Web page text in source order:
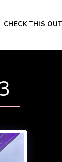
CHECK THIS OUT